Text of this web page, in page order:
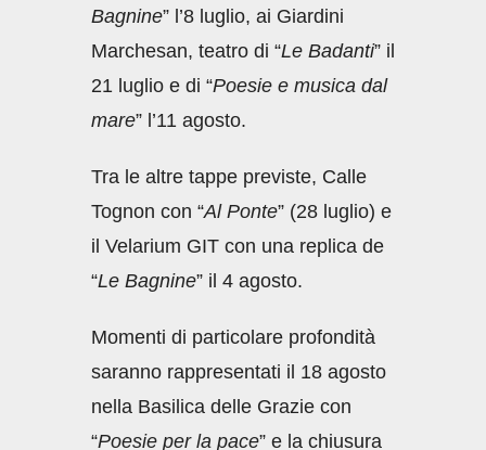
Bagnine” l’8 luglio, ai Giardini
Marchesan, teatro di “Le Badanti” il
21 luglio e di “Poesie e musica dal
mare” l’11 agosto.
Tra le altre tappe previste, Calle
Tognon con “Al Ponte” (28 luglio) e
il Velarium GIT con una replica de
“Le Bagnine” il 4 agosto.
Momenti di particolare profondità
saranno rappresentati il 18 agosto
nella Basilica delle Grazie con
“Poesie per la pace” e la chiusura